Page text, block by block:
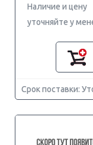
Наличие и цену
уточняйте у
Срок поставки: